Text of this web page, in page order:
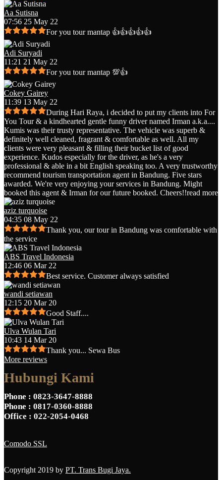
Aa Sutisna
07:56 25 May 22
For you tour mantap 👍👍👍👍👍
Adi Suryadi
11:21 21 May 22
For you tour mantap 💯👍
Cokey Gairey
11:39 13 May 22
During Hari Raya, i decided to put my clients into For
You Tour & a kindhearted gentle funny driver named Irman a.k.a....
Kumis was their trusty representative. The vehicle was superb &
definitely well cleaned, fragrant & comfortable as well. All my
clients were very pleasant & filling their bucket list of good
experience. Kudos especially for the driver, as he's a very
professional & able in a bit English speaking too. A very trustworthy
recommend tourism transportation agent in Bandung. Five stars
awarded. We're very enjoying your services in Bandung. Might
booked this agent & Irman for our future booked. Cheers!!read more
aziz turquoise
04:35 08 May 22
Thank you, our tour in Bandung was comfortable with
the service
ABS Travel Indonesia
12:46 06 Mar 22
Best service. Customer always satisfied
wandi setiawan
12:15 20 Mar 20
Good Staff....
Ulva Wulan Tari
10:43 14 Mar 20
Thank you... Sewa Bus
More reviews
Hubungi Kami
Phone : 0823-3647-8888
Phone : 0817-0360-8888
Office : 022-2054-0468
Comodo SSL
Copyright 2019 by PT. Trans Bugi Jaya.